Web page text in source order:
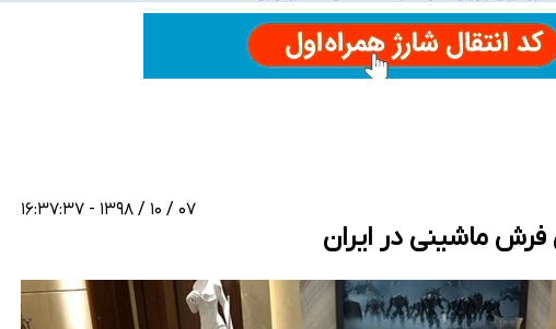
عفونت‌های تنفسی در کشور/ خوزستان و کرمان بالاتر از آستانه هشدار
یا اخراج نشده است/ از رئیس جمهور خواستیم ورود کند
۰۷ / ۱۰ / ۱۳۹۸ - ۱۶:۳۷:۳۷
ماشینی در ایران